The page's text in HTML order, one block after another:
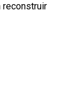
reconstruir